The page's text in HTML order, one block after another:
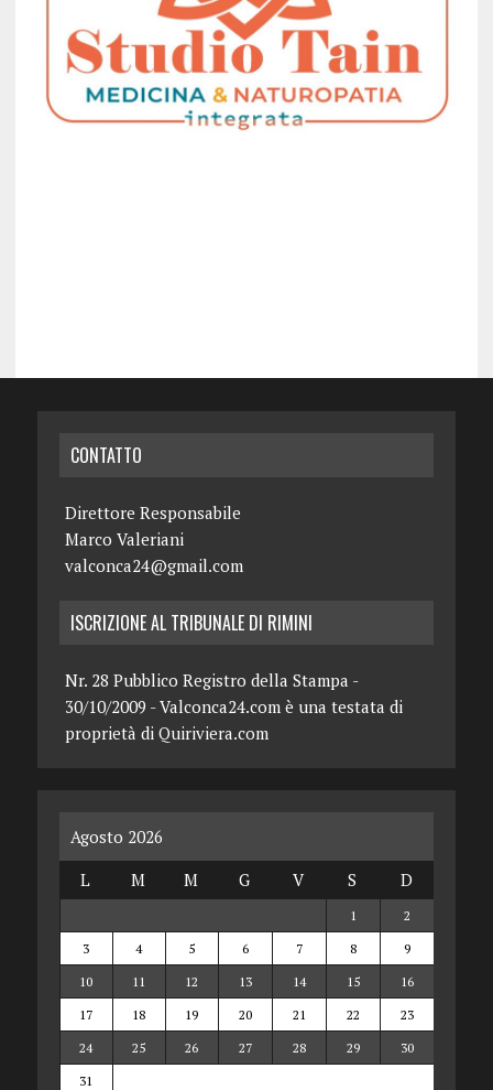
CONTATTO
Direttore Responsabile
Marco Valeriani
valconca24@gmail.com
ISCRIZIONE AL TRIBUNALE DI RIMINI
Nr. 28 Pubblico Registro della Stampa -
30/10/2009 - Valconca24.com è una testata di
proprietà di Quiriviera.com
Agosto 2026
L
M M G V S D
1
2
3
4 5 6 7 8
9
10
11 12 13 14 15
16
17
18 19 20 21 22
23
24
25 26 27 28 29
30
31